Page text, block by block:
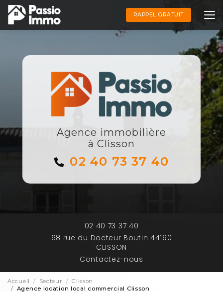
Aller
au
contenu
principal
RAPPEL GRATUIT
Agence immobilière
à Clisson
02 40 73 37 40
02 40 73 37 40
68 rue du Docteur Boutin 44190
CLISSON
Contactez-nous
Accueil Secteur
Clisson
Agence location local commercial Clisson